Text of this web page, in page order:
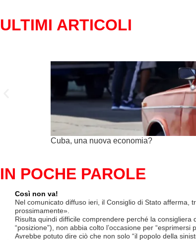
ULTIMI ARTICOLI
Cuba, una nuova economia?
IN POCHE PAROLE
Così non va!
Nel comunicato diffuso ieri, il Consiglio di Stato
prossimamente».
Risulta quindi difficile comprendere perché la
“posizione”), non abbia colto l’occasione per
Avrebbe potuto dire ciò che non solo “il popolo della